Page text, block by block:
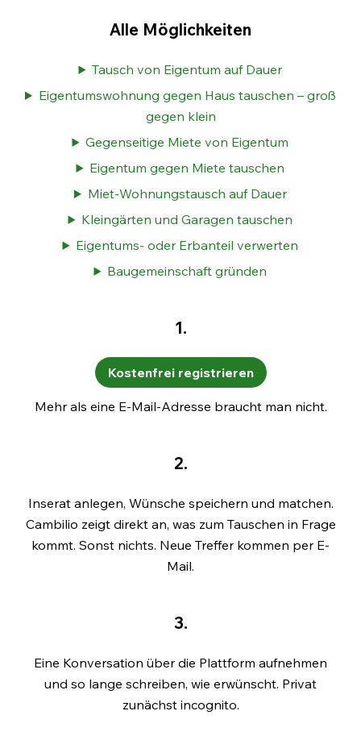
Alle Möglichkeiten
Tausch von Eigentum auf Dauer
Eigentumswohnung gegen Haus tauschen – groß
gegen klein
Gegenseitige Miete von Eigentum
Eigentum gegen Miete tauschen
Miet-Wohnungstausch auf Dauer
Kleingärten und Garagen tauschen
Eigentums- oder Erbanteil verwerten
Baugemeinschaft gründen
1.
Kostenfrei registrieren
Mehr als eine E-Mail-Adresse braucht man nicht.
2.
Inserat anlegen, Wünsche speichern und matchen.
Cambilio zeigt direkt an, was zum Tauschen in Frage
kommt. Sonst nichts. Neue Treffer kommen per E-
Mail.
3.
Eine Konversation über die Plattform aufnehmen
und so lange schreiben, wie erwünscht. Privat
zunächst incognito.